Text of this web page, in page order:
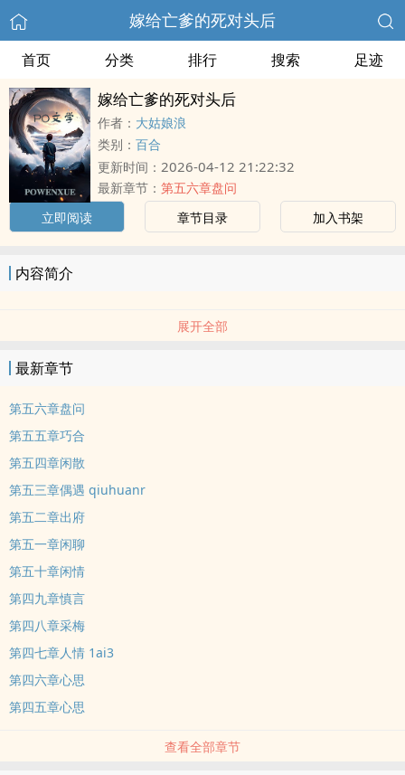
嫁给亡爹的死对头后
首页 分类 排行 搜索 足迹
嫁给亡爹的死对头后
作者： 大姑娘浪
类别： 百合
更新时间： 2026-04-12 21:22:32
最新章节： 第五六章盘问
立即阅读
章节目录 加入书架
内容简介
展开全部
最新章节
第五六章盘问
第五五章巧合
第五四章闲散
第五三章偶遇 qiuhuanr
第五二章出府
第五一章闲聊
第五十章闲情
第四九章慎言
第四八章采梅
第四七章人情 1ai3
第四六章心思
第四五章心思
查看全部章节